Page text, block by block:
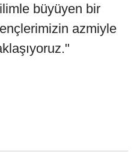
büyüyen bir
azmiyle